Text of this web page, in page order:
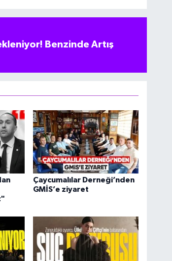
Benzinde Artış
Çaycumalılar Derneği’nden
GMİS’e ziyaret